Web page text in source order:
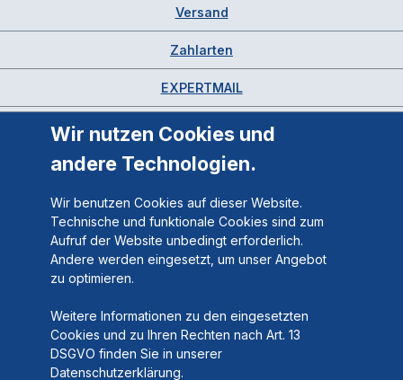
Versand
Zahlarten
EXPERTMAIL
Wir nutzen Cookies und
andere Technologien.
Wir benutzen Cookies auf dieser Website.
Technische und funktionale Cookies sind zum
Aufruf der Website unbedingt erforderlich.
Andere werden eingesetzt, um unser Angebot
zu optimieren.
Weitere Informationen zu den eingesetzten
Cookies und zu Ihren Rechten nach Art. 13
DSGVO finden Sie in unserer
Datenschutzerklärung.